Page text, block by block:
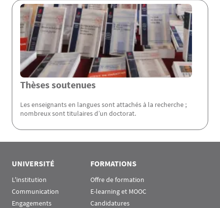
Thèses soutenues
Les enseignants en langues sont attachés à la recherche ;
nombreux sont titulaires d’un doctorat.
UNIVERSITÉ
L'institution
Communication
Engagements
FORMATIONS
Offre de formation
E-learning et MOOC
Candidatures